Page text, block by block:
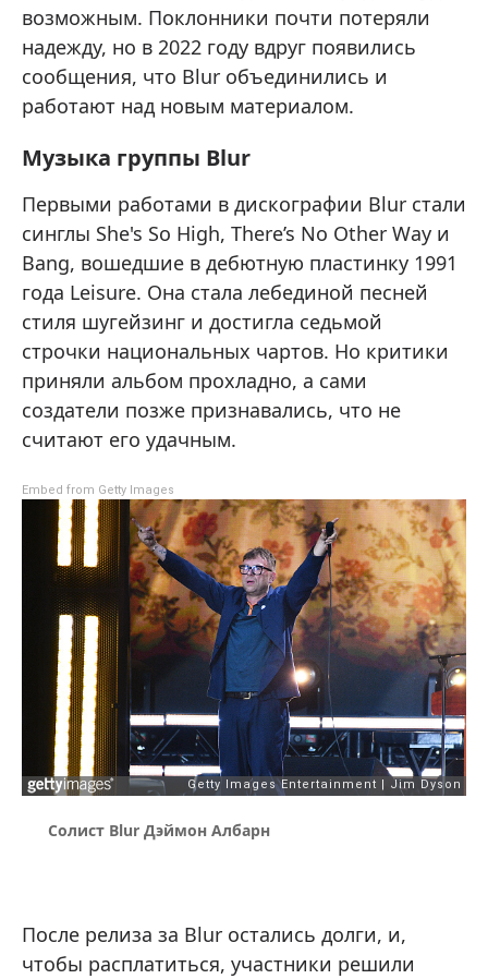
возможным. Поклонники почти потеряли
надежду, но в 2022 году вдруг появились
сообщения, что Blur объединились и
работают над новым материалом.
Музыка группы Blur
Первыми работами в дискографии Blur стали
синглы She's So High, There’s No Other Way и
Bang, вошедшие в дебютную пластинку 1991
года Leisure. Она стала лебединой песней
стиля шугейзинг и достигла седьмой
строчки национальных чартов. Но критики
приняли альбом прохладно, а сами
создатели позже признавались, что не
считают его удачным.
Embed from Getty Images
Солист Blur Дэймон Албарн
После релиза за Blur остались долги, и,
чтобы расплатиться, участники решили